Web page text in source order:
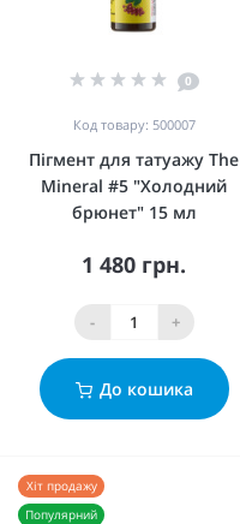
0
Код товару: 500007
Пігмент для татуажу The
Mineral #5 "Холодний
брюнет" 15 мл
1 480 грн.
- +
До кошика
Хіт продажу
Популярний